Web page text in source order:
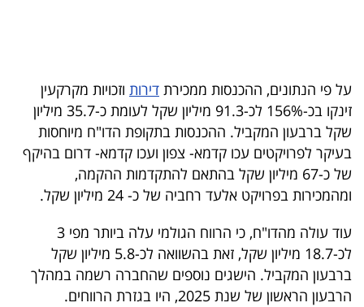
המילון
הכלכלי
פודקאסט
40
UNDER
40
על פי הנתונים, ההכנסות ממכירת דירות וזכויות מקרקעין
זינקו בכ-156% לכ-91.3 מיליון שקל לעומת כ-35.7 מיליון
שקל ברבעון המקביל. ההכנסות בתקופת הדו"ח מיוחסות
בעיקר לפרויקטים עכו קדמא- צפון ועכו קדמא- דרום בהיקף
של כ-67 מיליון שקל בהתאם להתקדמות ההקמה,
ומהמכירות בפרויקט אלעד רחביה של כ- 24 מיליון שקל.
עוד עולה מהדו"ח, כי הרווח הגולמי עלה ביותר מפי 3
לכ-18.7 מיליון שקל, זאת בהשוואה לכ-5.8 מיליון שקל
ברבעון המקביל. הישגים נוספים שהחברה רשמה במהלך
הרבעון הראשון של שנת 2025, היו בגזרת הרווחים.